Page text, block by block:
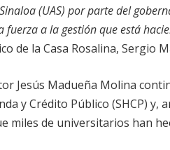
(UAS) por parte del
fuerza a la gestión que está
de la Casa Rosalina, Sergio
Jesús Madueña Molina
y Crédito Público (SHCP) y,
miles de universitarios han